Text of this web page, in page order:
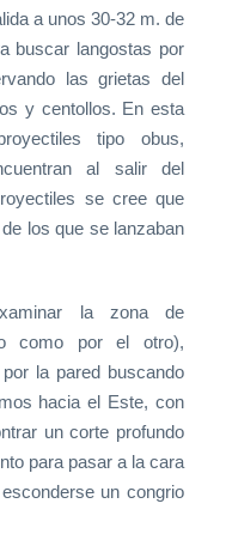
a unos 30-32 m. de
buscar langostas por
las grietas del
y centollos. En esta
tipo obus,
al salir del
se cree que
los que se lanzaban
la zona de
como por el otro),
la pared buscando
hacia el Este, con
un corte profundo
para pasar a la cara
un congrio